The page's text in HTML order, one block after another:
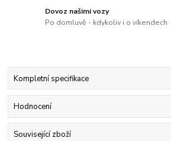
Dovoz našimi vozy
Po domluvě - kdykoliv i o víkendech
Kompletní specifikace
Hodnocení
Související zboží